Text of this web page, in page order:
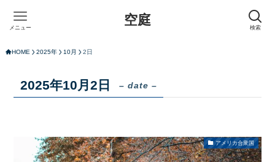
空庭 検索
メニュー
HOME 2025年 10月 2日
2025年10月2日 – date –
アメリカ合衆国